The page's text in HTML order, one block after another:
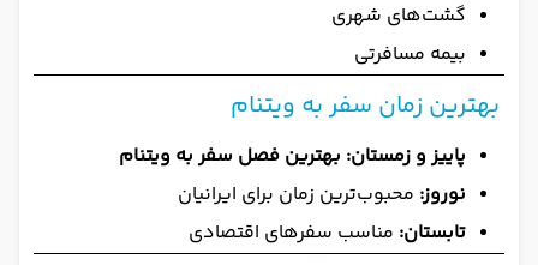
گشت‌های شهری
بیمه مسافرتی
بهترین زمان سفر به ویتنام
پاییز و زمستان: بهترین فصل سفر به ویتنام
نوروز: محبوب‌ترین زمان برای ایرانیان
تابستان: مناسب سفرهای اقتصادی